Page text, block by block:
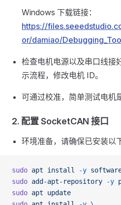
Windows 下载链接：
https://
or/damiao/
检查电机电源以及串口线接
示流程，修改电机 ID。
可通过校准，简单测试电机
2. 配置 SocketCAN 接口
环境准备，请确保已安装以
sudo apt install -y
sudo add-apt-repository -y
sudo apt update